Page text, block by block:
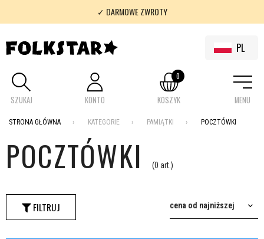
✓ DARMOWE ZWROTY
✓ 100% FOLKLOR
PL
SZUKAJ KONTO KOSZYK
0
MENU
STRONA GŁÓWNA KATEGORIE PAMIĄTKI POCZTÓWKI
POCZTÓWKI (0 art.)
FILTRUJ cena od najniższej